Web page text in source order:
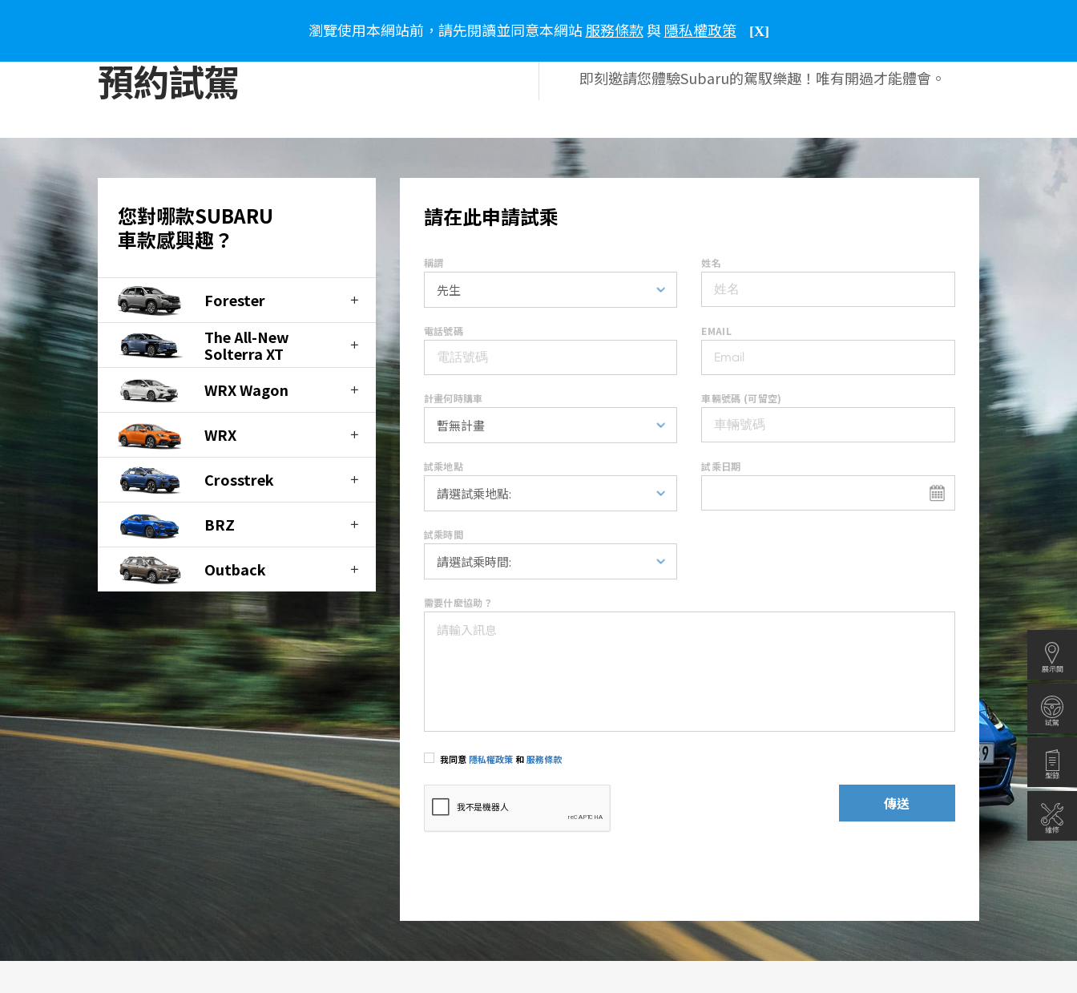
瀏覽使用本網站前，請先閱讀並同意本網站服務條款與隱私權政策 [X]
購車資訊 車主專區 生活風格 新聞報導
展示間
試駕
型錄
維修
預約試駕 即刻邀請您體驗Subaru的駕馭樂趣！唯有開過才能體會。
您對哪款SUBARU
車款感興趣？
Forester
The All-New
Solterra XT
WRX Wagon
WRX
Crosstrek
BRZ
Outback
請在此申請試乘
稱謂 姓名
電話號碼 EMAIL
計畫何時購車 車輛號碼 (可留空)
試乘地點 試乘日期
試乘時間
需要什麼協助？
我同意 隱私權政策和服務條款
傳送